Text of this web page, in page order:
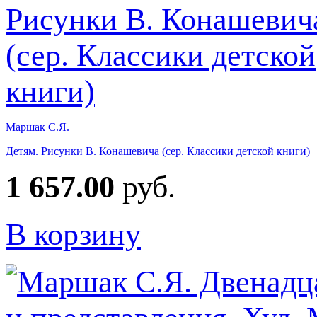
Маршак С.Я.
Детям. Рисунки В. Конашевича (сер. Классики детской книги)
1 657.00 руб.
В корзину